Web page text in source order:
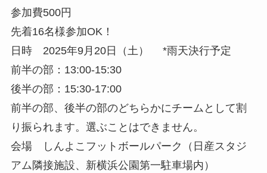
参加費500円
先着16名様参加OK！
日時 2025年9月20日（土） *雨天決行予定
前半の部：13:00-15:30
後半の部：15:30-17:00
前半の部、後半の部のどちらかにチームとして割
り振られます。選ぶことはできません。
会場 しんよこフットボールパーク（日産スタジ
アム隣接施設、新横浜公園第一駐車場内）